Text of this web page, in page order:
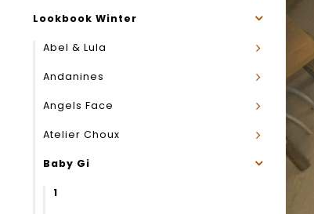
Lookbook Winter
Abel & Lula
Andanines
Angels Face
Atelier Choux
Baby Gi
1